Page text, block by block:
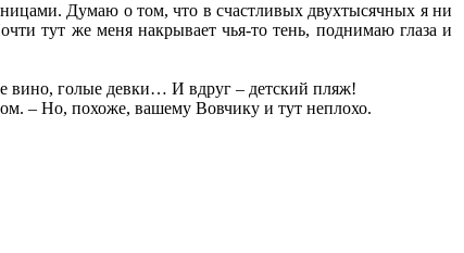
Думаю о том, что в счастливых двухтысячных я ни
тут же меня накрывает чья-то тень, поднимаю глаза и
вино, голые девки… И вдруг – детский пляж!
– Но, похоже, вашему Вовчику и тут неплохо.